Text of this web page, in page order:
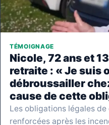
TÉMOIGNAGE
Nicole, 72 ans et
retraite : « Je suis
débroussailler
cause de cette
Les obligations légales
renforcées après les